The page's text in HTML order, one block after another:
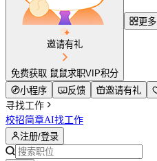
邀请有礼
免费获取 鼠鼠求职VIP积分
更多
小程序 反馈 邀请有礼
寻找工作
校招简章AI找工作
注册/登录